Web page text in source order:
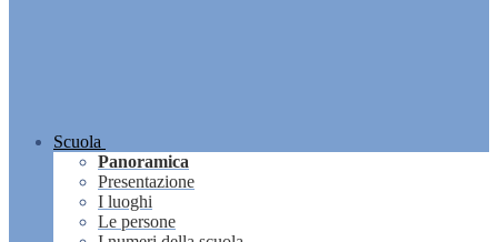
Scuola
Panoramica
Presentazione
I luoghi
Le persone